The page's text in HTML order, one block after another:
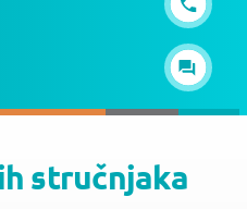
stručnjaka